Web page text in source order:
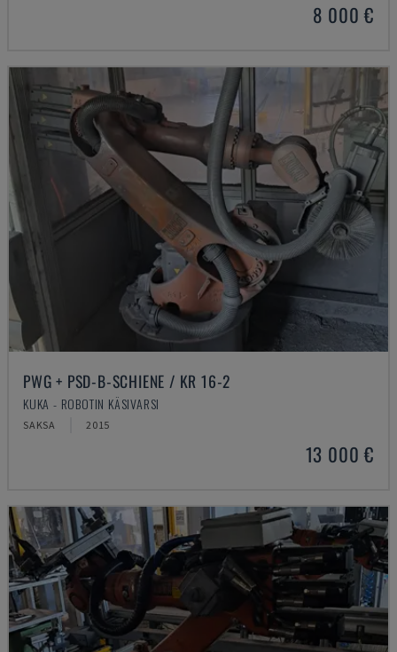
8 000 €
PWG + PSD-B-SCHIENE / KR 16-2
KUKA - ROBOTIN KÄSIVARSI
SAKSA 2015
13 000 €